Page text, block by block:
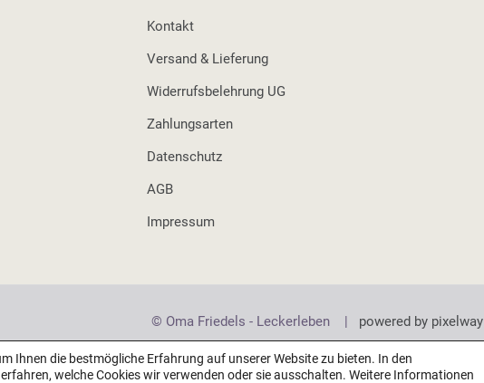
Kontakt
Versand & Lieferung
Widerrufsbelehrung UG
Zahlungsarten
Datenschutz
AGB
Impressum
© Oma Friedels - Leckerleben | powered by pixelway
Ihnen die bestmögliche Erfahrung auf unserer Website zu bieten. In den
erfahren, welche Cookies wir verwenden oder sie ausschalten. Weitere Informationen